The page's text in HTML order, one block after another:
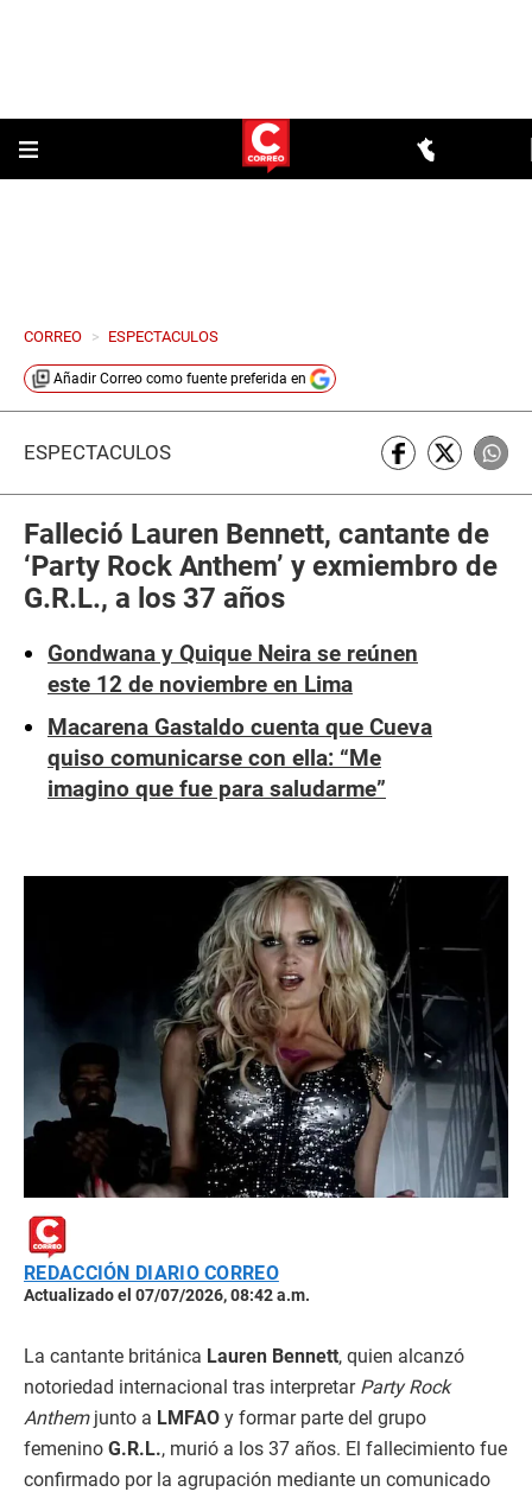
CORREO > ESPECTACULOS
Añadir Correo como fuente preferida en
ESPECTÁCULOS
Falleció Lauren Bennett, cantante de
‘Party Rock Anthem’ y exmiembro de
G.R.L., a los 37 años
Gondwana y Quique Neira se reúnen
este 12 de noviembre en Lima
Macarena Gastaldo cuenta que Cueva
quiso comunicarse con ella: “Me
imagino que fue para saludarme”
REDACCIÓN DIARIO CORREO
Actualizado el 07/07/2026, 08:42 a.m.
La cantante británica Lauren Bennett, quien alcanzó
notoriedad internacional tras interpretar Party Rock
Anthemjunto a LMFAO y formar parte del grupo
femenino G.R.L., murió a los 37 años. El fallecimiento fue
confirmado por la agrupación mediante un comunicado